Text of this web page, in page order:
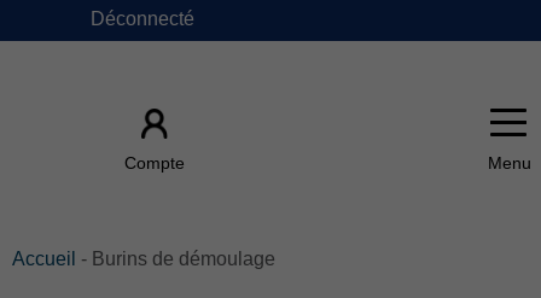
Déconnecté
ACCUEIL
Compte
Accueil -Burinsdedémoulage